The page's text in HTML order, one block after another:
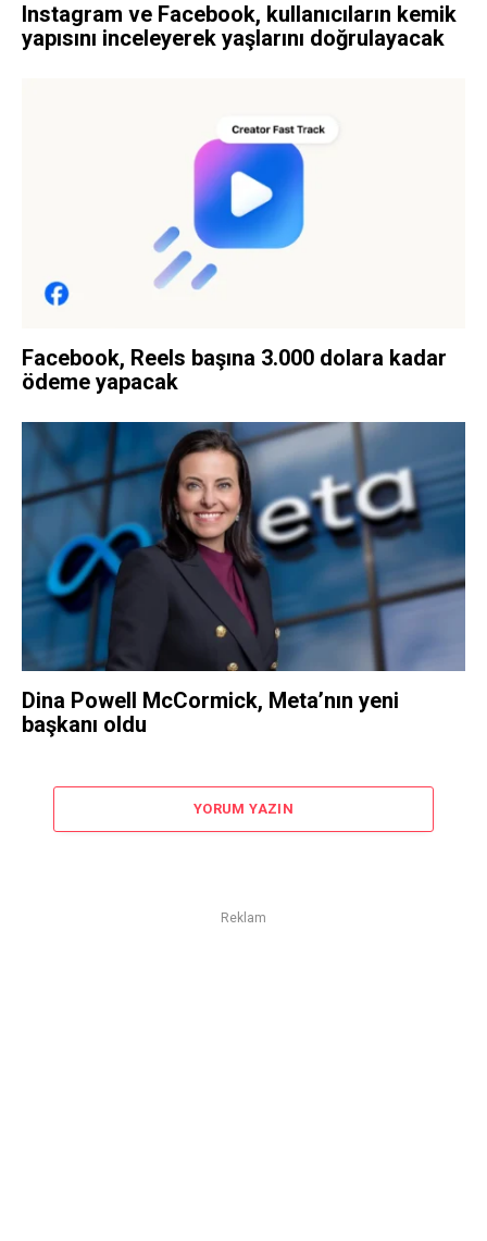
Instagram ve Facebook, kullanıcıların kemik
yapısını inceleyerek yaşlarını doğrulayacak
Facebook, Reels başına 3.000 dolara kadar
ödeme yapacak
Dina Powell McCormick, Meta’nın yeni
başkanı oldu
YORUM YAZIN
Reklam